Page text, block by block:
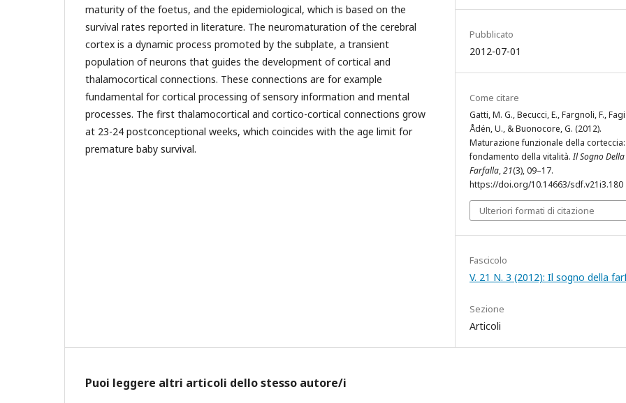
maturity of the foetus, and the epidemiological, which is based on the
survival rates reported in literature. The neuromaturation of the cerebral
cortex is a dynamic process promoted by the subplate, a transient
population of neurons that guides the development of cortical and
thalamocortical connections. These connections are for example
fundamental for cortical processing of sensory information and mental
processes. The first thalamocortical and cortico-cortical connections grow
at 23-24 postconceptional weeks, which coincides with the age limit for
premature baby survival.
Pubblicato
2012-07-01
Come citare
Gatti, M. G., Becucci, E., Fargnoli, F.,
Ådén, U., & Buonocore, G. (2012).
Maturazione funzionale della
fondamento della vitalità.Il Sogno Della
Farfalla,21(3), 09–17.
https://doi.org/10.14663/sdf.v21i3.180
Ulteriori formati di citazione
Fascicolo
V. 21 N. 3 (2012): Il sogno della
Sezione
Articoli
Puoi leggere altri articoli dello stesso autore/i